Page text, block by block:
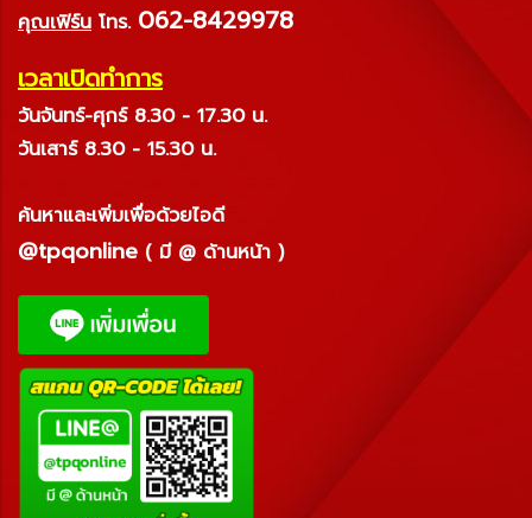
คุณเฟิร์น โทร. 062-8429978
เวลาเปิดทำการ
วันจันทร์-ศุกร์ 8.30 - 17.30 น.
วันเสาร์ 8.30 - 15.30 น.
ค้นหาและเพิ่มเพื่อด้วยไอดี
@tpqonline ( มี @ ด้านหน้า )